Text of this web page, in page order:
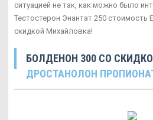
ситуацией не так, как можно было
Тестостерон Энантат 250 стоимость
скидкой Михайловка!
БОЛДЕНОН 300 СО
ДРОСТАНОЛОН